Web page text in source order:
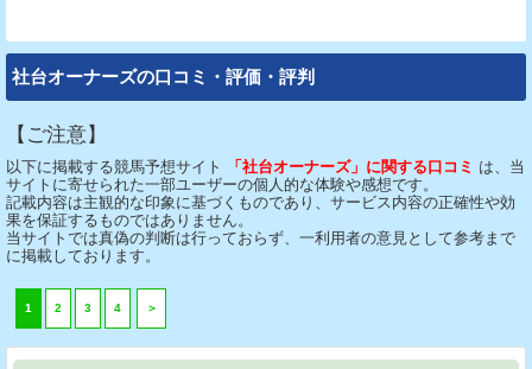
社台オーナーズの口コミ・評価・評判
【ご注意】
以下に掲載する競馬予想サイト 「社台オーナーズ」に関する口コミ は、当
サイトに寄せられた一部ユーザーの個人的な体験や感想です。
記載内容は主観的な印象に基づくものであり、サービス内容の正確性や効
果を保証するものではありません。
当サイトでは真偽の判断は行っておらず、一利用者の意見として参考まで
に掲載しております。
1 2 3 4 ＞